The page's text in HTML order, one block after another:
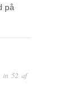
på
in 52 af